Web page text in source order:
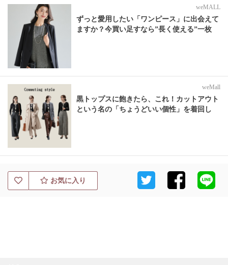
weMALL
ずっと愛用したい「ワンピース」に出会えて
ますか？今買い足すなら”長く使える”一枚
weMall
黒トップスに飽きたら、これ！カットアウト
という名の「ちょうどいい個性」を着回し
お気に入り